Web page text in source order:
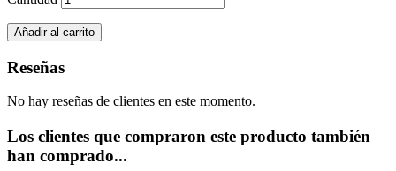
Añadir al carrito
Reseñas
No hay reseñas de clientes en este momento.
Los clientes que compraron este producto también
han comprado...